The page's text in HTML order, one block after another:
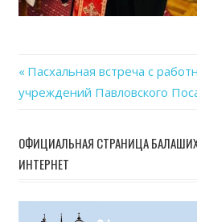
Навигация
записям
Previous
Post:
Пасхальная встреча с
учреждений Павловского
ОФИЦИАЛЬНАЯ СТРАНИЦА
ИНТЕРНЕТ